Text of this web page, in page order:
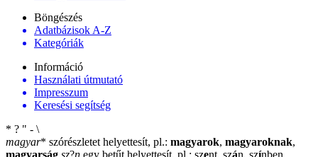
Böngészés
Adatbázisok A-Z
Kategóriák
Információ
Használati útmutató
Impresszum
Keresési segítség
* ? " - \
magyar* szórészletet helyettesít, pl.: magyarok, magyaroknak,
magyarság sz?n egy betűt helyettesít, pl.: szent, szán, színben